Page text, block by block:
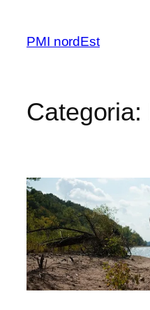
contenuto
PMI nordEst
Categoria: